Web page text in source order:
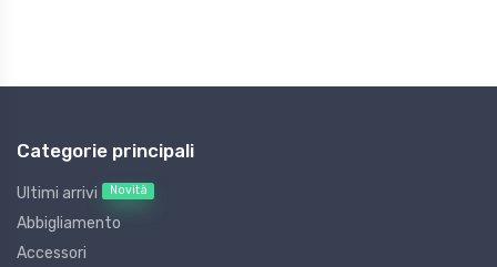
Categorie principali
Ultimi arrivi Novità
Abbigliamento
Accessori